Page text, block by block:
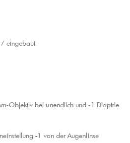
eingebaut
Objektiv bei unendlich und -1 Dioptrie
-1 von der Augenlinse